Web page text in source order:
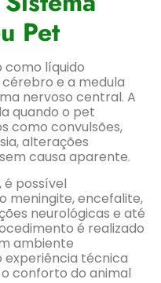
Pet
como líquido
e a medula
nervoso central. A
quando o pet
como convulsões,
alterações
causa aparente.
é possível
meningite, encefalite,
neurológicas e até
é realizado
ambiente
experiência técnica
conforto do animal